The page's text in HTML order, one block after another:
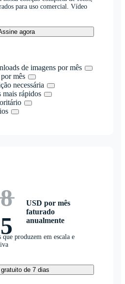
para uso comercial. Vídeo
agora
de imagens por mês
mês
necessária
rápidos
USD por mês
faturado
anualmente
produzem em escala e
de 7 dias